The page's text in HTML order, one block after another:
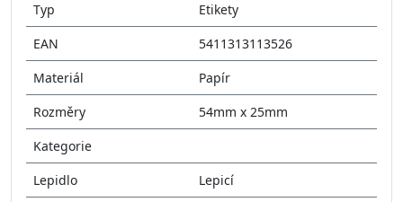
Typ
Etikety
EAN
5411313113526
Materiál
Papír
Rozměry
54mm x 25mm
Kategorie
Lepidlo
Lepicí